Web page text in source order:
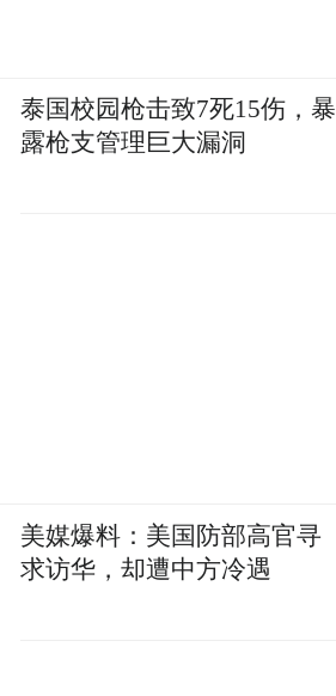
泰国校园枪击致7死15伤，暴
露枪支管理巨大漏洞
美媒爆料：美国防部高官寻
求访华，却遭中方冷遇